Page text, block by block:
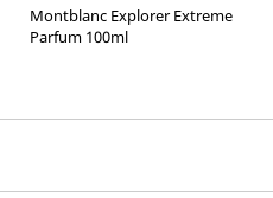
Montblanc Explorer Extreme
Parfum 100ml